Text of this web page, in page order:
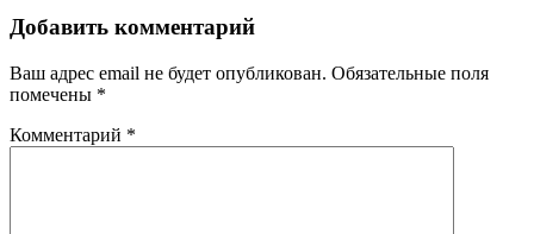
Добавить комментарий
Ваш адрес email не будет опубликован. Обязательные поля
помечены *
Комментарий *